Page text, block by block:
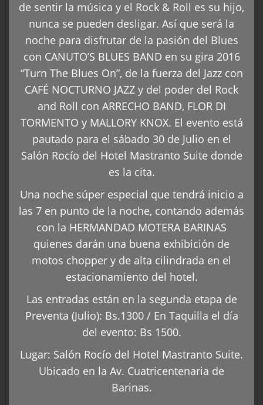
de sentir la música y el Rock & Roll es su hijo,
nunca se pueden desligar. Así que será la
noche para disfrutar de la pasión del Blues
con CANUTO’S BLUES BAND en su gira 2016
“Turn The Blues On”, de la fuerza del Jazz con
CAFÉ NOCTURNO JAZZ y del poder del Rock
and Roll con ARRECHO BAND, FLOR DI
TORMENTO y MALLORY KNOX. El evento está
pautado para el sábado 30 de Julio en el
Salón Rocío del Hotel Mastranto Suite donde
es la cita.
Una noche súper especial que tendrá inicio a
las 7 en punto de la noche, contando además
con la HERMANDAD MOTERA BARINAS
quienes darán una buena exhibición de
motos chopper y de alta cilindrada en el
estacionamiento del hotel.
Las entradas están en la segunda etapa de
Preventa (Julio): Bs.1300 / En Taquilla el día
del evento: Bs 1500.
Lugar: Salón Rocío del Hotel Mastranto Suite.
Ubicado en la Av. Cuatricentenaria de
Barinas.